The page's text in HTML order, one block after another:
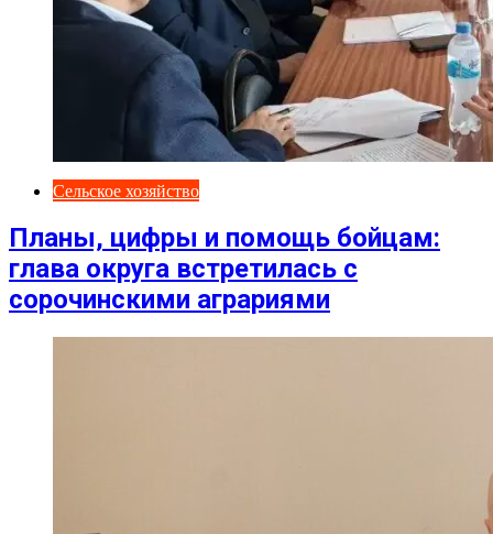
Сельское хозяйство
Планы, цифры и помощь бойцам:
глава округа встретилась с
сорочинскими аграриями